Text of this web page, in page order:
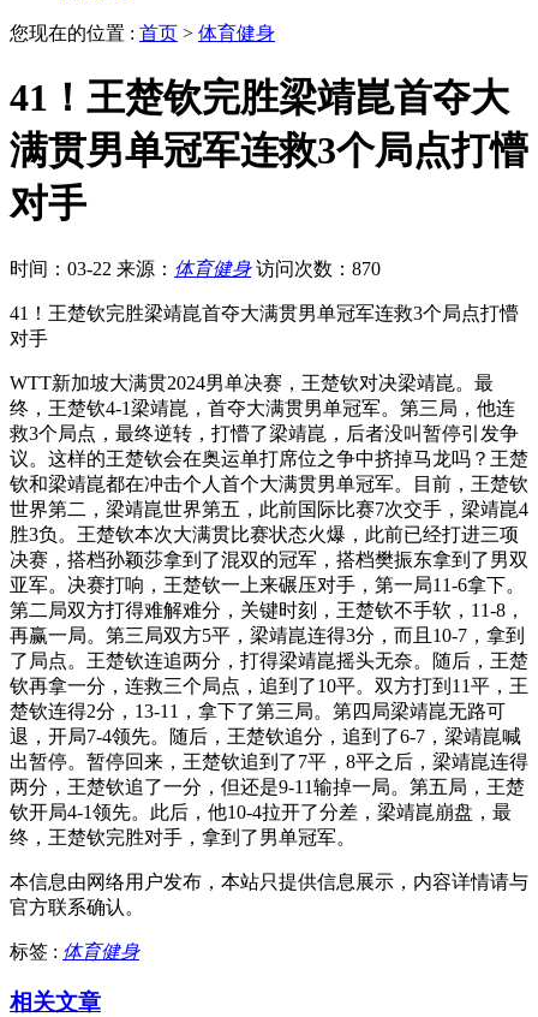
您现在的位置 : 首页 > 体育健身
41！王楚钦完胜梁靖崑首夺大
满贯男单冠军连救3个局点打懵
对手
时间：03-22 来源： 体育健身 访问次数：870
41！王楚钦完胜梁靖崑首夺大满贯男单冠军连救3个局点打懵
对手
WTT新加坡大满贯2024男单决赛，王楚钦对决梁靖崑。最
终，王楚钦4-1梁靖崑，首夺大满贯男单冠军。第三局，他连
救3个局点，最终逆转，打懵了梁靖崑，后者没叫暂停引发争
议。这样的王楚钦会在奥运单打席位之争中挤掉马龙吗？王楚
钦和梁靖崑都在冲击个人首个大满贯男单冠军。目前，王楚钦
世界第二，梁靖崑世界第五，此前国际比赛7次交手，梁靖崑4
胜3负。王楚钦本次大满贯比赛状态火爆，此前已经打进三项
决赛，搭档孙颖莎拿到了混双的冠军，搭档樊振东拿到了男双
亚军。决赛打响，王楚钦一上来碾压对手，第一局11-6拿下。
第二局双方打得难解难分，关键时刻，王楚钦不手软，11-8，
再赢一局。第三局双方5平，梁靖崑连得3分，而且10-7，拿到
了局点。王楚钦连追两分，打得梁靖崑摇头无奈。随后，王楚
钦再拿一分，连救三个局点，追到了10平。双方打到11平，王
楚钦连得2分，13-11，拿下了第三局。第四局梁靖崑无路可
退，开局7-4领先。随后，王楚钦追分，追到了6-7，梁靖崑喊
出暂停。暂停回来，王楚钦追到了7平，8平之后，梁靖崑连得
两分，王楚钦追了一分，但还是9-11输掉一局。第五局，王楚
钦开局4-1领先。此后，他10-4拉开了分差，梁靖崑崩盘，最
终，王楚钦完胜对手，拿到了男单冠军。
本信息由网络用户发布， 本站只提供信息展示，内容详情请与
官方联系确认。
标签 : 体育健身
相关文章